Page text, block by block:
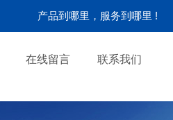
产品到哪里，服务到哪里 !
在线留言 联系我们